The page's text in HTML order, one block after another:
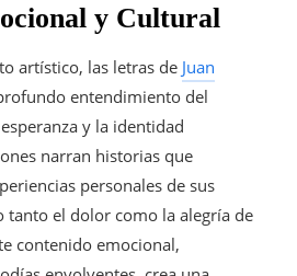
y Cultural
artístico, las letras de Juan
entendimiento del
y la identidad
narran historias que
personales de sus
tanto el dolor como la alegría de
contenido emocional,